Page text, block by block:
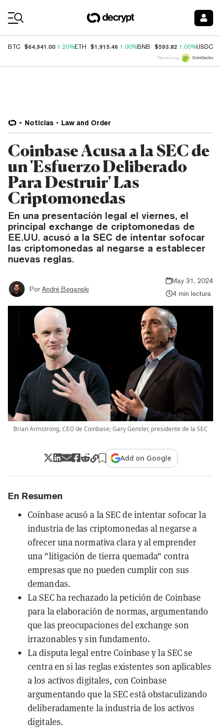
BTC $64,941.00 1.20%ETH $1,915.46 1.00%BNB $593.82 1.00%USDC
Price data by
Noticias Law and Order
Coinbase Acusa a la SEC de
un 'Esfuerzo Deliberado
Para Destruir' Las
Criptomonedas
En una presentación legal el viernes, el
principal exchange de criptomonedas de
EE.UU. acusó a la SEC de intentar sofocar
las criptomonedas al negarse a establecer
nuevas reglas.
Por André Beganski
May 31, 2024
4 min lectura
Brian Armstrong, CEO de Coinbase; Gary Gensler, presidente de la SEC
Add on Google
En Resumen
Coinbase acusó a la SEC de intentar sofocar la
industria de las criptomonedas al negarse a
ofrecer una normativa clara y al emprender
una "litigación de tierra quemada" contra
empresas que no pueden cumplir con sus
demandas.
La SEC ha rechazado la petición de Coinbase
para la elaboración de normas, argumentando
que las preocupaciones del exchange son
irrazonables y sin fundamento.
La disputa legal entre Coinbase y la SEC se
centra en si las reglas existentes son aplicables
a los activos digitales, con Coinbase
argumentando que la SEC está obstaculizando
deliberadamente la industria de los activos
digitales.